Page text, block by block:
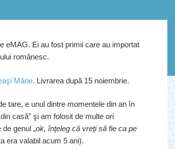
eMAG. Ei au fost primii care au importat
românesc.
Mărie. Livrarea după 15 noiembrie.
tare, e unul dintre momentele din an în
casă” şi am folosit de multe ori
genul „ok, înţeleg că vreţi să fie ca pe
era valabil acum 5 ani).